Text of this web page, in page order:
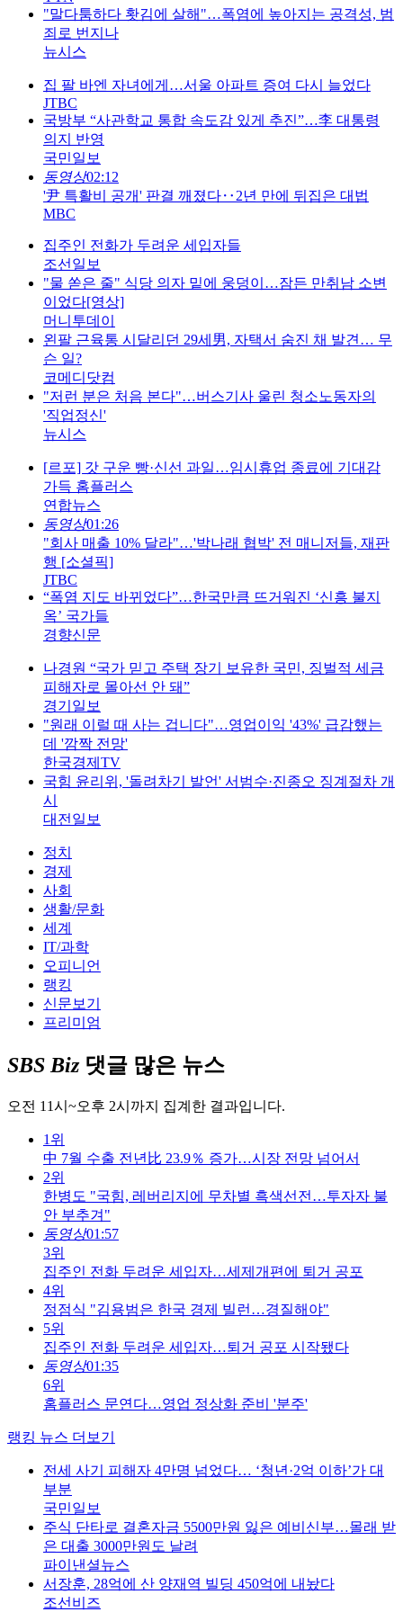
"말다툼하다 홧김에 살해"…폭염에 높아지는 공격성, 범
죄로 번지나
뉴시스
집 팔 바엔 자녀에게…서울 아파트 증여 다시 늘었다
JTBC
국방부 “사관학교 통합 속도감 있게 추진”…李 대통령
의지 반영
국민일보
동영상02:12
'尹 특활비 공개' 판결 깨졌다‥2년 만에 뒤집은 대법
MBC
집주인 전화가 두려운 세입자들
조선일보
"물 쏟은 줄" 식당 의자 밑에 웅덩이…잠든 만취남 소변
이었다[영상]
머니투데이
왼팔 근육통 시달리던 29세男, 자택서 숨진 채 발견… 무
슨 일?
코메디닷컴
"저런 분은 처음 본다"…버스기사 울린 청소노동자의
'직업정신'
뉴시스
[르포] 갓 구운 빵·신선 과일…임시휴업 종료에 기대감
가득 홈플러스
연합뉴스
동영상01:26
"회사 매출 10% 달라"…'박나래 협박' 전 매니저들, 재판
행 [소셜픽]
JTBC
“폭염 지도 바뀌었다”…한국만큼 뜨거워진 ‘신흥 불지
옥’ 국가들
경향신문
나경원 “국가 믿고 주택 장기 보유한 국민, 징벌적 세금
피해자로 몰아선 안 돼”
경기일보
"원래 이럴 때 사는 겁니다"…영업이익 '43%' 급감했는
데 '깜짝 전망'
한국경제TV
국힘 윤리위, '돌려차기 발언' 서범수·진종오 징계절차 개
시
대전일보
정치
경제
사회
생활/문화
세계
IT/과학
오피니언
랭킹
신문보기
프리미엄
SBS Biz댓글 많은 뉴스
오전 11시~오후 2시까지 집계한 결과입니다.
1위
中 7월 수출 전년比 23.9％ 증가…시장 전망 넘어서
2위
한병도 "국힘, 레버리지에 무차별 흑색선전…투자자 불
안 부추겨"
동영상01:57
3위
집주인 전화 두려운 세입자…세제개편에 퇴거 공포
4위
정점식 "김용범은 한국 경제 빌런…경질해야"
5위
집주인 전화 두려운 세입자…퇴거 공포 시작됐다
동영상01:35
6위
홈플러스 문연다…영업 정상화 준비 '분주'
랭킹 뉴스 더보기
전세 사기 피해자 4만명 넘었다… ‘청년·2억 이하’가 대
부분
국민일보
주식 단타로 결혼자금 5500만원 잃은 예비신부…몰래 받
은 대출 3000만원도 날려
파이낸셜뉴스
서장훈, 28억에 산 양재역 빌딩 450억에 내놨다
조선비즈